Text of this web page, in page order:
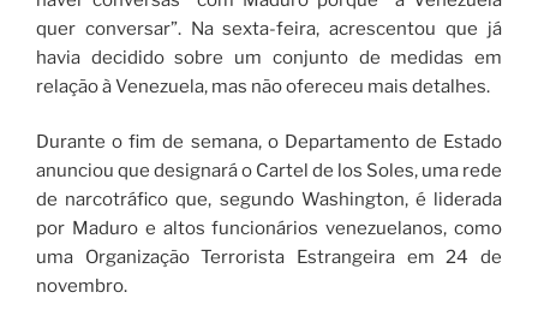
quer conversar”. Na sexta-feira, acrescentou que já
havia decidido sobre um conjunto de medidas em
relação à Venezuela, mas não ofereceu mais detalhes.
Durante o fim de semana, o Departamento de Estado
anunciou que designará o Cartel de los Soles, uma rede
de narcotráfico que, segundo Washington, é liderada
por Maduro e altos funcionários venezuelanos, como
uma Organização Terrorista Estrangeira em 24 de
novembro.